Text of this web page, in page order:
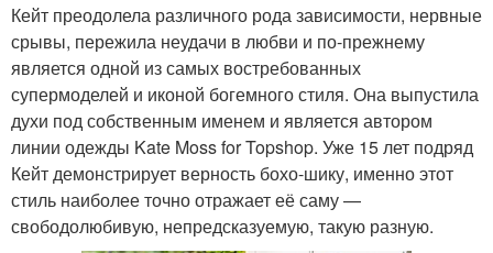
Кейт преодолела различного рода зависимости, нервные
срывы, пережила неудачи в любви и по-прежнему
является одной из самых востребованных
супермоделей и иконой богемного стиля. Она выпустила
духи под собственным именем и является автором
линии одежды Kate Moss for Topshop. Уже 15 лет подряд
Кейт демонстрирует верность бохо-шику, именно этот
стиль наиболее точно отражает её саму —
свободолюбивую, непредсказуемую, такую разную.